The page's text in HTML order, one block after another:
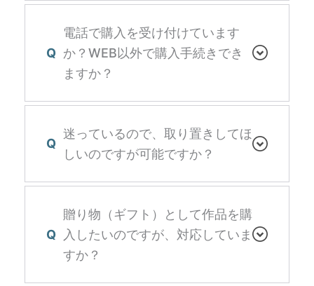
Q
電話で購入を受け付けています
か？WEB以外で購入手続きでき
ますか？
Q
迷っているので、取り置きしてほ
しいのですが可能ですか？
Q
贈り物（ギフト）として作品を購
入したいのですが、対応していま
すか？